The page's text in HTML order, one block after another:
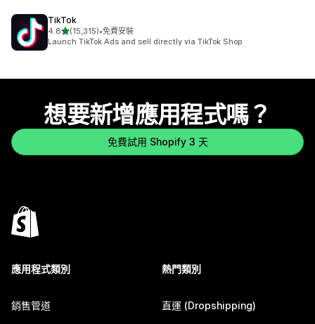
TikTok
4.8滿分 5 顆星
(15,315)
共有 15315 則評價
•免費安裝
Launch TikTok Ads and sell directly via TikTok Shop
想要新增應用程式嗎？
免費試用 Shopify 3 天
應用程式類別
銷售管道
熱門類別
直運 (Dropshipping)